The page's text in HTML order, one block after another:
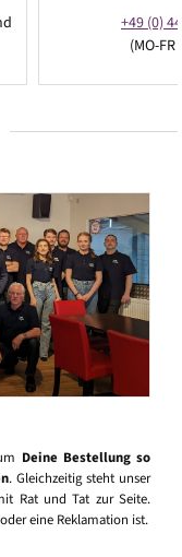
+49 (0)
(MO-
Deine Bestellung so
. Gleichzeitig steht unser
Rat und Tat zur Seite.
eine Reklamation ist.